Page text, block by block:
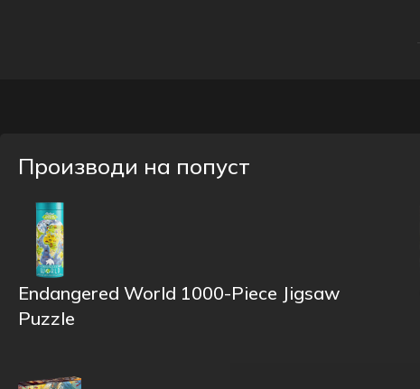
Производи на попуст
Endangered World 1000-Piece Jigsaw
Puzzle